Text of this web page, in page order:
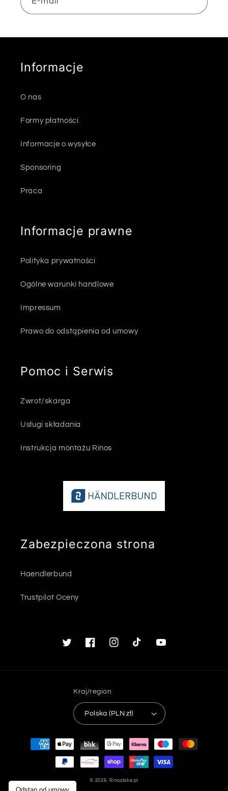
j
Informacje
O nas
Formy płatności
Informacje o wysyłce
Sponsoring
Praca
Informacje prawne
Polityka prywatności
Ogólne warunki handlowe
Impressum
Prawo do odstąpienia od umowy
Pomoc i Serwis
Zwrot/skarga
Usługi składania
Instrukcja montażu Rinos
Zabezpieczona strona
Haendlerbund
Trustpilot Oceny
TwitterFacebookInstagramTikTok Youtube
Kraj/region
Polska (PLN zł)
Metody
płatności
© 2026, Rinosbike.pl